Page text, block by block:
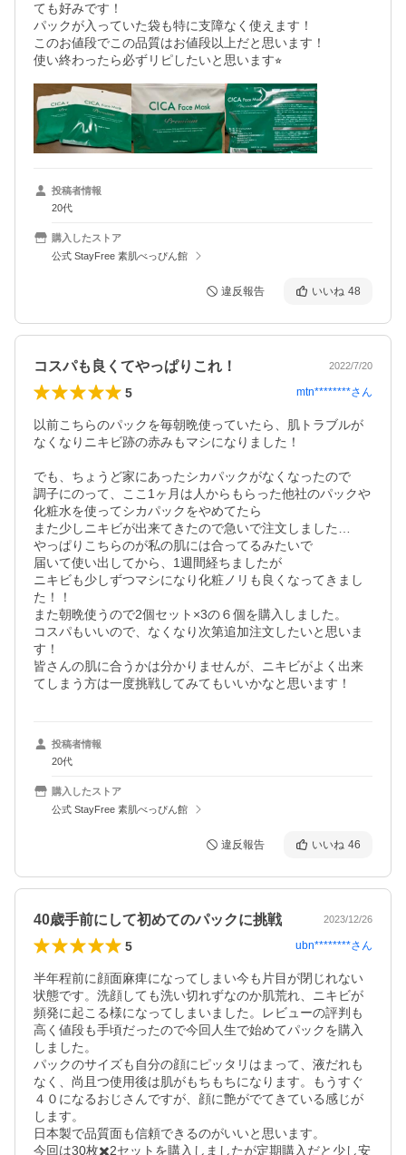
ても好みです！
パックが入っていた袋も特に支障なく使えます！
このお値段でこの品質はお値段以上だと思います！
使い終わったら必ずリピしたいと思います⭐︎
投稿者情報
20代
購入したストア
公式 StayFree 素肌べっぴん館
違反報告 いいね 48
コスパも良くてやっぱりこれ！ 2022/7/20
5 mtn********さん
以前こちらのパックを毎朝晩使っていたら、肌トラブルが
なくなりニキビ跡の赤みもマシになりました！
でも、ちょうど家にあったシカパックがなくなったので
調子にのって、ここ1ヶ月は人からもらった他社のパックや
化粧水を使ってシカパックをやめてたら
また少しニキビが出来てきたので急いで注文しました…
やっぱりこちらのが私の肌には合ってるみたいで
届いて使い出してから、1週間経ちましたが
ニキビも少しずつマシになり化粧ノリも良くなってきまし
た！！
また朝晩使うので2個セット×3の６個を購入しました。
コスパもいいので、なくなり次第追加注文したいと思いま
す！
皆さんの肌に合うかは分かりませんが、ニキビがよく出来
投稿者情報
20代
購入したストア
公式 StayFree 素肌べっぴん館
違反報告 いいね 46
40歳手前にして初めてのパックに挑戦 2023/12/26
5 ubn********さん
半年程前に顔面麻痺になってしまい今も片目が閉じれない
状態です。洗顔しても洗い切れずなのか肌荒れ、ニキビが
頻発に起こる様になってしまいました。レビューの評判も
高く値段も手頃だったので今回人生で始めてパックを購入
しました。
パックのサイズも自分の顔にピッタリはまって、液だれも
なく、尚且つ使用後は肌がもちもちになります。もうすぐ
４０になるおじさんですが、顔に艶がでてきている感じが
します。
日本製で品質面も信頼できるのがいいと思います。
今回は30枚✖️2セットを購入しましたが定期購入だと少し安